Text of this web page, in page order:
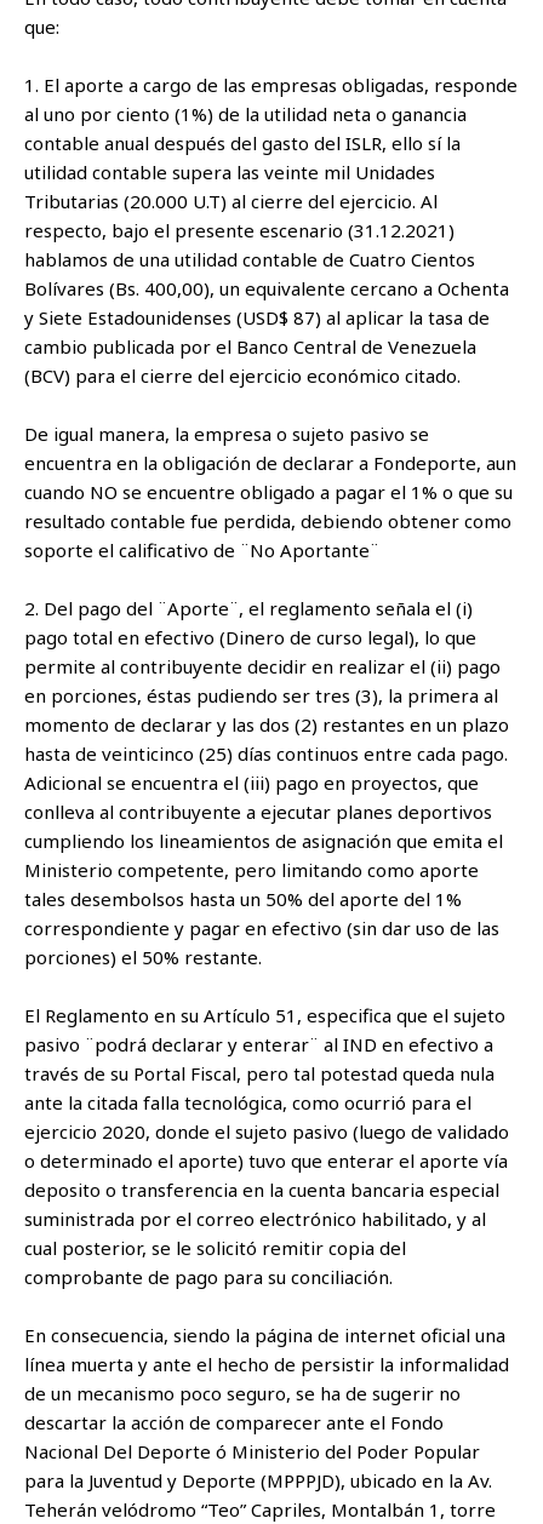
que:
1. El aporte a cargo de las empresas obligadas, responde
al uno por ciento (1%) de la utilidad neta o ganancia
contable anual después del gasto del ISLR, ello sí la
utilidad contable supera las veinte mil Unidades
Tributarias (20.000 U.T) al cierre del ejercicio. Al
respecto, bajo el presente escenario (31.12.2021)
hablamos de una utilidad contable de Cuatro Cientos
Bolívares (Bs. 400,00), un equivalente cercano a Ochenta
y Siete Estadounidenses (USD$ 87) al aplicar la tasa de
cambio publicada por el Banco Central de Venezuela
(BCV) para el cierre del ejercicio económico citado.
De igual manera, la empresa o sujeto pasivo se
encuentra en la obligación de declarar a Fondeporte, aun
cuando NO se encuentre obligado a pagar el 1% o que su
resultado contable fue perdida, debiendo obtener como
soporte el calificativo de ¨No Aportante¨
2. Del pago del ¨Aporte¨, el reglamento señala el (i)
pago total en efectivo (Dinero de curso legal), lo que
permite al contribuyente decidir en realizar el (ii) pago
en porciones, éstas pudiendo ser tres (3), la primera al
momento de declarar y las dos (2) restantes en un plazo
hasta de veinticinco (25) días continuos entre cada pago.
Adicional se encuentra el (iii) pago en proyectos, que
conlleva al contribuyente a ejecutar planes deportivos
cumpliendo los lineamientos de asignación que emita el
Ministerio competente, pero limitando como aporte
tales desembolsos hasta un 50% del aporte del 1%
correspondiente y pagar en efectivo (sin dar uso de las
porciones) el 50% restante.
El Reglamento en su Artículo 51, especifica que el sujeto
pasivo ¨podrá declarar y enterar¨ al IND en efectivo a
través de su Portal Fiscal, pero tal potestad queda nula
ante la citada falla tecnológica, como ocurrió para el
ejercicio 2020, donde el sujeto pasivo (luego de validado
o determinado el aporte) tuvo que enterar el aporte vía
deposito o transferencia en la cuenta bancaria especial
suministrada por el correo electrónico habilitado, y al
cual posterior, se le solicitó remitir copia del
comprobante de pago para su conciliación.
En consecuencia, siendo la página de internet oficial una
línea muerta y ante el hecho de persistir la informalidad
de un mecanismo poco seguro, se ha de sugerir no
descartar la acción de comparecer ante el Fondo
Nacional Del Deporte ó Ministerio del Poder Popular
para la Juventud y Deporte (MPPPJD), ubicado en la Av.
Teherán velódromo “Teo” Capriles, Montalbán 1, torre